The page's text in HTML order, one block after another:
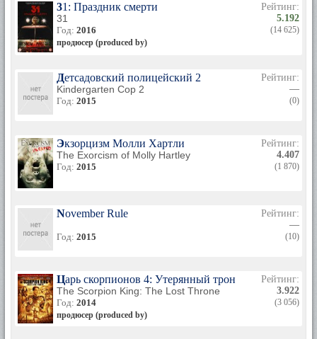
31: Праздник смерти
31
Год: 2016
продюсер (produced by)
Рейтинг:
5.192
(14 625)
Детсадовский полицейский 2
Kindergarten Cop 2
Год: 2015
Рейтинг:
—
(0)
Экзорцизм Молли Хартли
The Exorcism of Molly Hartley
Год: 2015
Рейтинг:
4.407
(1 870)
November Rule
Год: 2015
Рейтинг:
—
(10)
Царь скорпионов 4: Утерянный трон
The Scorpion King: The Lost Throne
Год: 2014
продюсер (produced by)
Рейтинг:
3.922
(3 056)